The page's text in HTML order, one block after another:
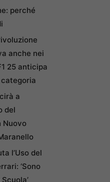
perché
anche nei
25 anticipa
a
del
Nuovo
l’Uso del
‘Sono